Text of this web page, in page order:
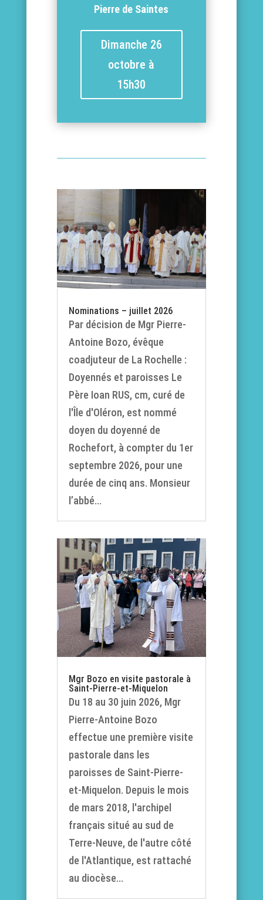
Pierre de Saintes
Dimanche 26
octobre à
15h30
Nominations – juillet 2026
Par décision de Mgr Pierre-
Antoine Bozo, évêque
coadjuteur de La Rochelle :
Doyennés et paroisses Le
Père Ioan RUS, cm, curé de
l'Île d'Oléron, est nommé
doyen du doyenné de
Rochefort, à compter du 1er
septembre 2026, pour une
durée de cinq ans. Monsieur
l’abbé...
Mgr Bozo en visite pastorale à
Saint-Pierre-et-Miquelon
Du 18 au 30 juin 2026, Mgr
Pierre-Antoine Bozo
effectue une première visite
pastorale dans les
paroisses de Saint-Pierre-
et-Miquelon. Depuis le mois
de mars 2018, l'archipel
français situé au sud de
Terre-Neuve, de l'autre côté
de l'Atlantique, est rattaché
au diocèse...